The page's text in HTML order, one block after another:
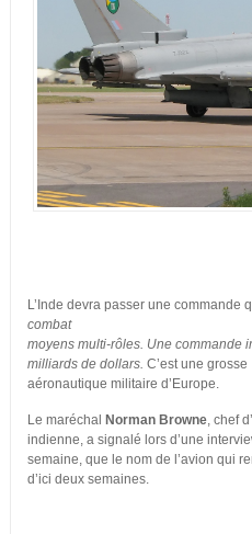
L’Inde devra passer une commande
combat
moyens multi-rôles. Une commande
milliards de dollars. C’est une
aéronautique militaire d’Europe.
Le maréchal Norman Browne, chef
indienne, a signalé lors d’une
semaine, que le nom de l’avion qui
d’ici deux semaines.